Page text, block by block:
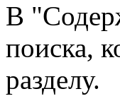
В
поиска,
разделу.